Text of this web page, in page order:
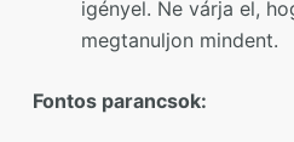
igényel. Ne várja el,
megtanuljon mindent.
Fontos parancsok: